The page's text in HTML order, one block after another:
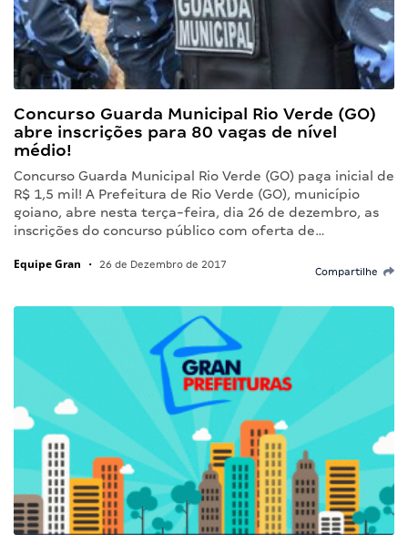
Concurso Guarda Municipal Rio Verde (GO)
abre inscrições para 80 vagas de nível
médio!
Concurso Guarda Municipal Rio Verde (GO) paga inicial de
R$ 1,5 mil! A Prefeitura de Rio Verde (GO), município
goiano, abre nesta terça-feira, dia 26 de dezembro, as
inscrições do concurso público com oferta de…
Equipe Gran • 26 de Dezembro de 2017
Compartilhe